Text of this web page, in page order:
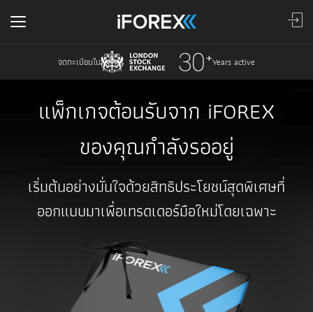
จดทะเบียนใน Years active
แพ็กเกจต้อนรับจาก iFOREX
ของคุณกำลังรออยู่
เริ่มต้นอย่างมั่นใจด้วยสิทธิประโยชน์สุดพิเศษที่
ออกแบบมาเพื่อเทรดเดอร์มือใหม่โดยเฉพาะ